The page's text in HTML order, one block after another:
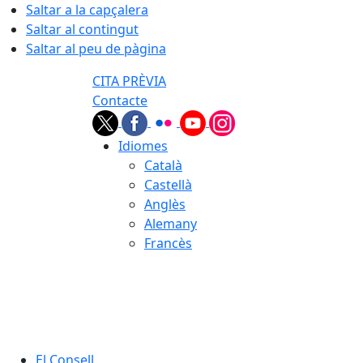
Saltar a la capçalera
Saltar al contingut
Saltar al peu de pàgina
CITA PRÈVIA
Contacte
Idiomes
Català
Castellà
Anglès
Alemany
Francès